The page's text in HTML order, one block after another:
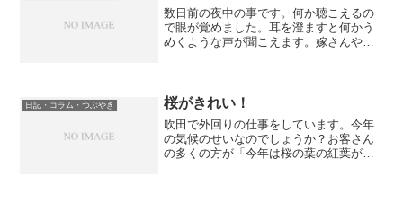
数日前の夜中の事です。何か聴こえるの
で眼が覚めました。耳を澄ますと何かう
めくような声が聞こえます。嫁さんや娘
地の底から響くような声で...
日記・コラム・つぶやき 桜がきれい！
吹田で外回りの仕事をしています。今年
の気候のせいなのでしょうか？お客さん
の多くの方が「今年は桜の葉の紅葉がき